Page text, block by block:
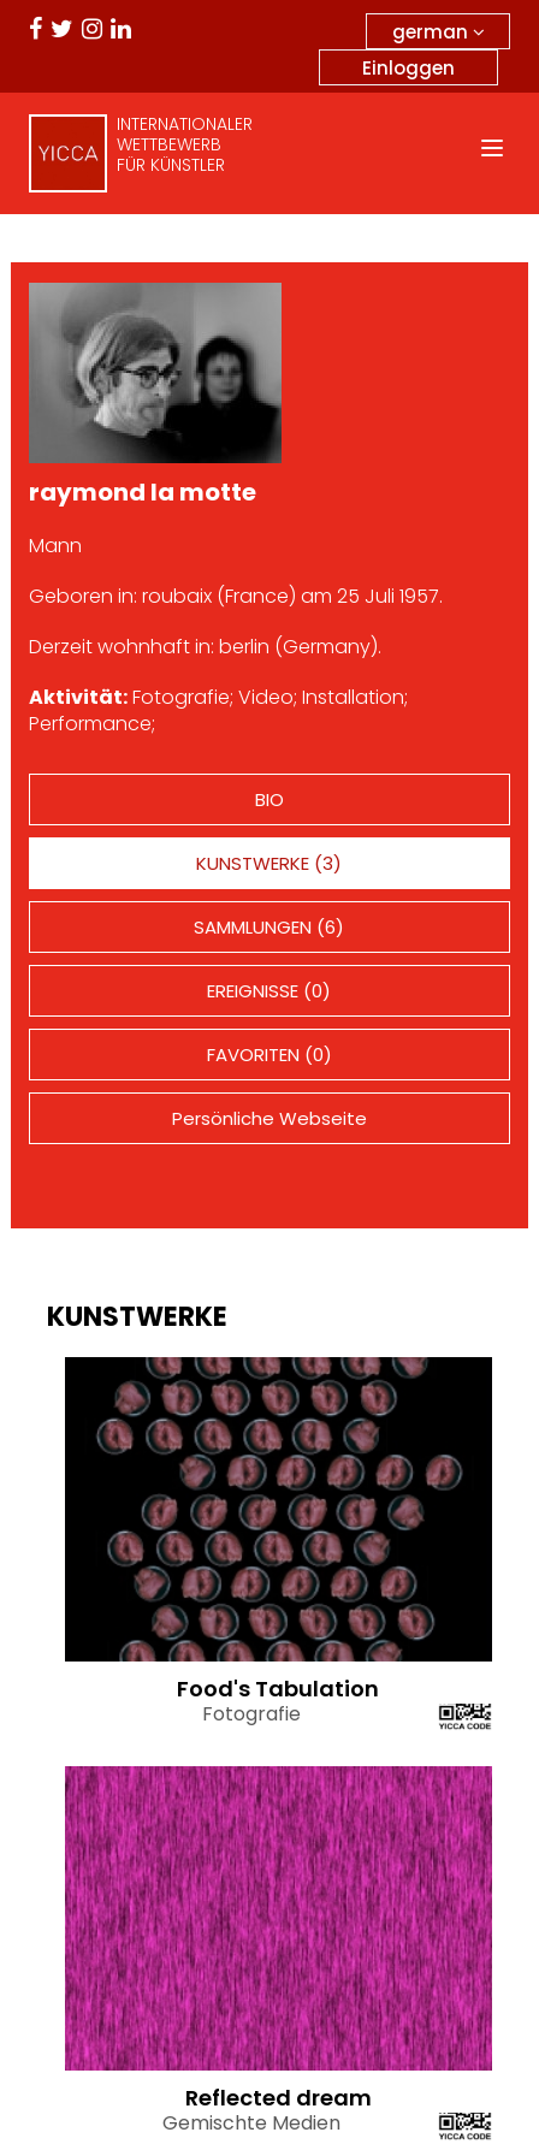
german
Einloggen
INTERNATIONALER
WETTBEWERB
FÜR KÜNSTLER
raymond la motte
Mann
Geboren in: roubaix (France) am 25 Juli 1957.
Derzeit wohnhaft in: berlin (Germany).
Aktivität:Fotografie; Video; Installation;
Performance;
BIO
KUNSTWERKE (3)
SAMMLUNGEN (6)
EREIGNISSE (0)
FAVORITEN (0)
Persönliche Webseite
KUNSTWERKE
Food's Tabulation
Fotografie
Reflected dream
Gemischte Medien